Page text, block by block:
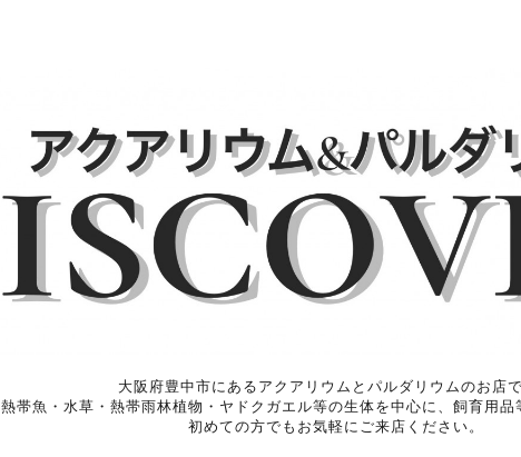
大阪府豊中市にあるアクアリウムとパルダリウムのお店で
熱帯魚・水草・熱帯雨林植物・ヤドクガエル等の生体を中心に、飼育用品
初めての方でもお気軽にご来店ください。